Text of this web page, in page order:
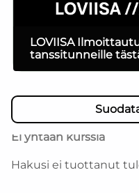
LOVIISA
tanssitunneille
Ei yhtään kurssia
Hakusi ei tuottanut